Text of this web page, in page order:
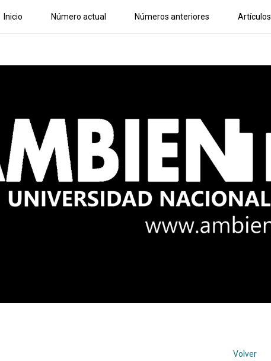
Inicio Número actual Números anteriores Artículos
Volver